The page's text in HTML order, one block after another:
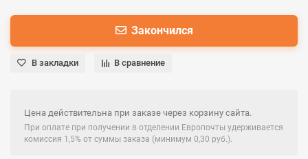
Закончился
В закладки В сравнение
Цена действительна при заказе через корзину сайта.
При оплате при получении в отделении Европочты удерживается
комиссия 1,5% от суммы заказа (минимум 0,30 руб.).